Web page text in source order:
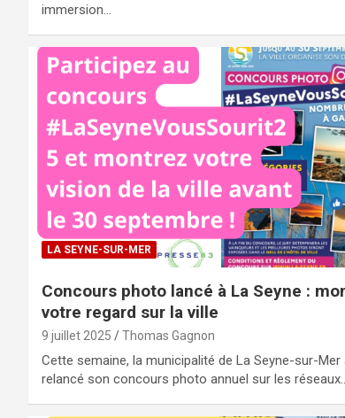
immersion…
LA SEYNE-SUR-MER
Concours photo lancé à La Seyne :
votre regard sur la ville
9 juillet 2025 Thomas Gagnon
Cette semaine, la municipalité de La Seyne-sur-Mer
relancé son concours photo annuel sur les réseaux…